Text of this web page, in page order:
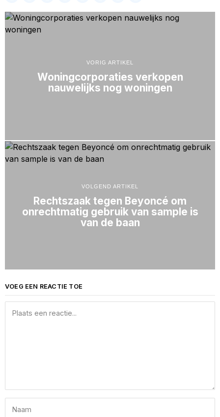
VORIG ARTIKEL
Woningcorporaties verkopen
nauwelijks nog woningen
VOLGEND ARTIKEL
Rechtszaak tegen Beyoncé om
onrechtmatig gebruik van sample is
van de baan
VOEG EEN REACTIE TOE